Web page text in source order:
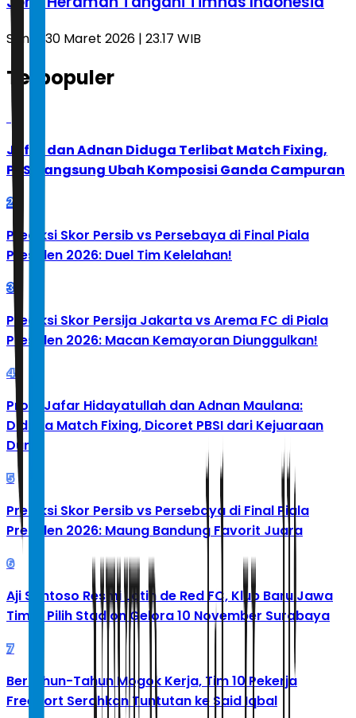
Senin, 30 Maret 2026 | 23.17 WIB
Terpopuler
Jafar dan Adnan Diduga Terlibat Match Fixing,
PBSI Langsung Ubah Komposisi Ganda Campuran
2
Prediksi Skor Persib vs Persebaya di Final Piala
Presiden 2026: Duel Tim Kelelahan!
3
Prediksi Skor Persija Jakarta vs Arema FC di Piala
Presiden 2026: Macan Kemayoran Diunggulkan!
4
Profil Jafar Hidayatullah dan Adnan Maulana:
Diduga Match Fixing, Dicoret PBSI dari Kejuaraan
Dunia
5
Prediksi Skor Persib vs Persebaya di Final Piala
Presiden 2026: Maung Bandung Favorit Juara
6
Aji Santoso Resmi Latih de Red FC, Klub Baru Jawa
Timur Pilih Stadion Gelora 10 November Surabaya
7
Bertahun-Tahun Mogok Kerja, Tim 10 Pekerja
Freeport Serahkan Tuntutan ke Said Iqbal